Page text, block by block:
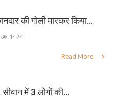
की गोली मारकर किया...
1424
Read More
में 3 लोगों की...